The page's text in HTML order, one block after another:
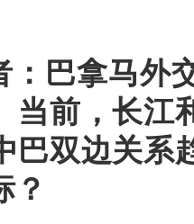
：巴拿马外
当前，长江
巴双边关系
？